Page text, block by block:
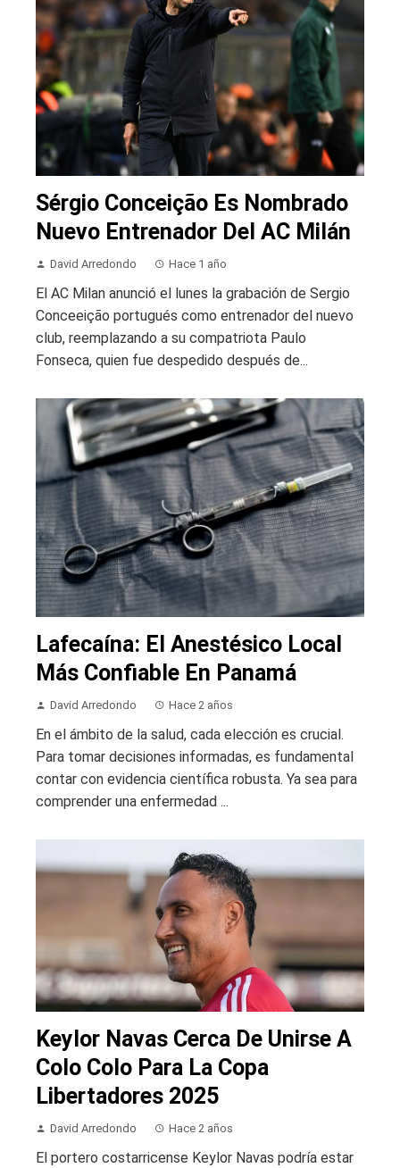
Sérgio Conceição Es Nombrado
Nuevo Entrenador Del AC Milán
David Arredondo Hace 1 año
El AC Milan anunció el lunes la grabación de Sergio
Conceeição portugués como entrenador del nuevo
club, reemplazando a su compatriota Paulo
Fonseca, quien fue despedido después de...
Lafecaína: El Anestésico Local
Más Confiable En Panamá
David Arredondo Hace 2 años
En el ámbito de la salud, cada elección es crucial.
Para tomar decisiones informadas, es fundamental
contar con evidencia científica robusta. Ya sea para
comprender una enfermedad ...
Keylor Navas Cerca De Unirse A
Colo Colo Para La Copa
Libertadores 2025
David Arredondo Hace 2 años
El portero costarricense Keylor Navas podría estar